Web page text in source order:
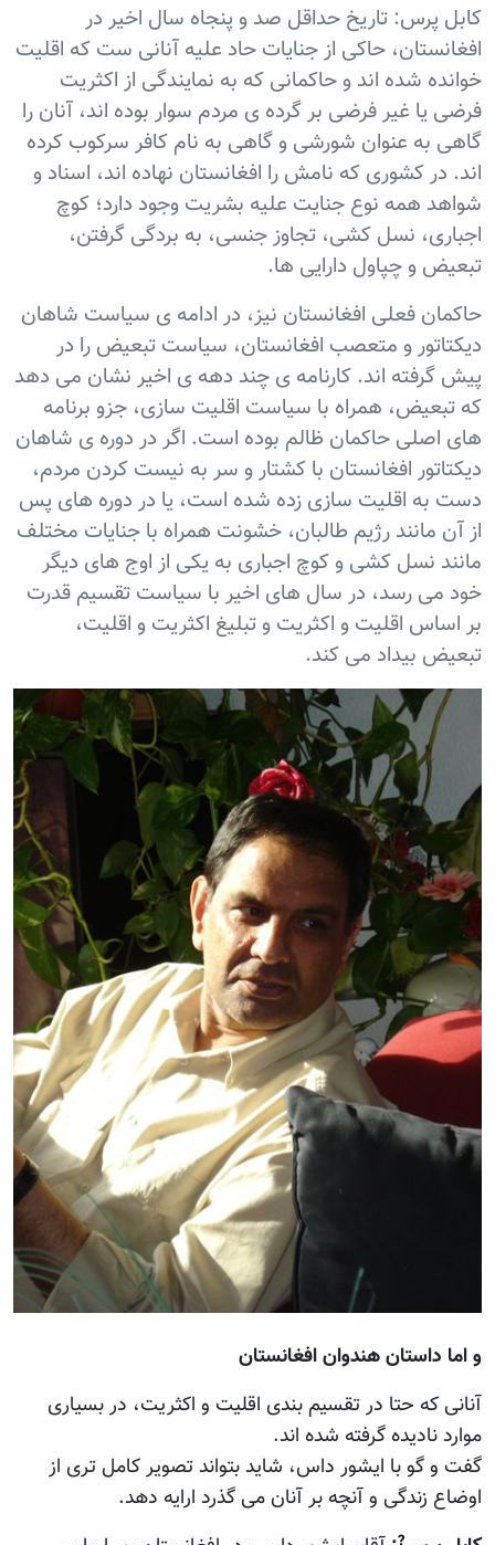
کابل پرس: تاریخ حداقل صد و پنجاه سال اخیر در
افغانستان، حاکی از جنایات حاد علیه آنانی ست که اقلیت
خوانده شده اند و حاکمانی که به نمایندگی از اکثریت
فرضی یا غیر فرضی بر گرده ی مردم سوار بوده اند، آنان را
گاهی به عنوان شورشی و گاهی به نام کافر سرکوب کرده
اند. در کشوری که نامش را افغانستان نهاده اند، اسناد و
شواهد همه نوع جنایت علیه بشریت وجود دارد؛ کوچ
اجباری، نسل کشی، تجاوز جنسی، به بردگی گرفتن،
تبعیض و چپاول دارایی ها.
حاکمان فعلی افغانستان نیز، در ادامه ی سیاست شاهان
دیکتاتور و متعصب افغانستان، سیاست تبعیض را در
پیش گرفته اند. کارنامه ی چند دهه ی اخیر نشان می دهد
که تبعیض، همراه با سیاست اقلیت سازی، جزو برنامه
های اصلی حاکمان ظالم بوده است. اگر در دوره ی شاهان
دیکتاتور افغانستان با کشتار و سر به نیست کردن مردم،
دست به اقلیت سازی زده شده است، یا در دوره های پس
از آن مانند رژيم طالبان، خشونت همراه با جنایات مختلف
مانند نسل کشی و کوچ اجباری به یکی از اوج های دیگر
خود می رسد، در سال های اخیر با سیاست تقسیم قدرت
بر اساس اقلیت و اکثریت و تبلیغ اکثریت و اقلیت،
تبعیض بیداد می کند.
و اما داستان هندوان افغانستان
آنانی که حتا در تقسیم بندی اقلیت و اکثریت، در بسیاری
موارد نادیده گرفته شده اند.
گفت و گو با ایشور داس، شاید بتواند تصویر کامل تری از
اوضاع زندگی و آنچه بر آنان می گذرد ارایه دهد.